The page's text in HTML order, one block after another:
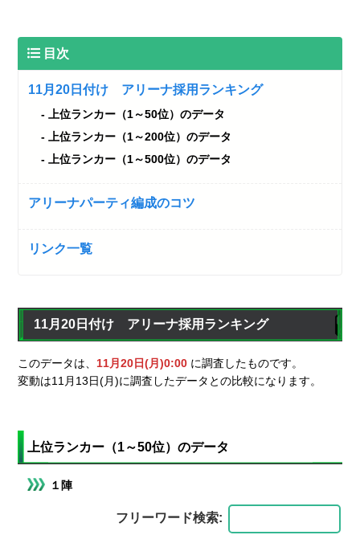
目次
11月20日付け アリーナ採用ランキング
上位ランカー（1～50位）のデータ
上位ランカー（1～200位）のデータ
上位ランカー（1～500位）のデータ
アリーナパーティ編成のコツ
リンク一覧
11月20日付け アリーナ採用ランキング
このデータは、11月20日(月)0:00 に調査したものです。
変動は11月13日(月)に調査したデータとの比較になります。
上位ランカー（1～50位）のデータ
１陣
フリーワード検索: